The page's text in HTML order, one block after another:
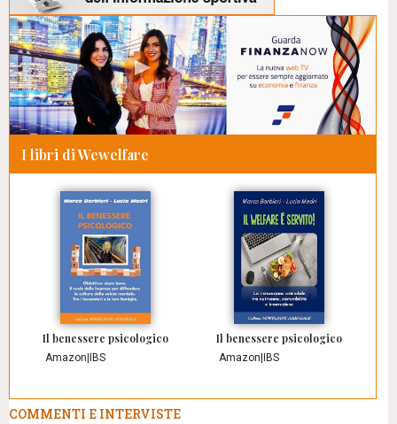
I libri di Wewelfare
Il benessere psicologico
Amazon IBS
Il benessere psicologico
Amazon IBS
COMMENTI E INTERVISTE